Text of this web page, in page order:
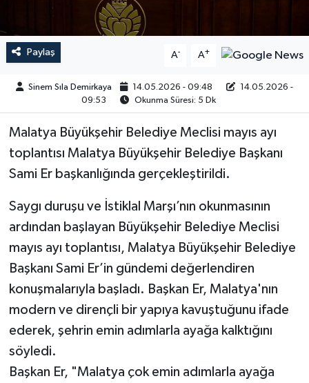
Paylaş A- A+
Sinem Sıla Demirkaya 14.05.2026 - 09:48
14.05.2026 -
09:53
Okunma Süresi: 5 Dk
Malatya Büyükşehir Belediye Meclisi mayıs ayı
toplantısı Malatya Büyükşehir Belediye Başkanı
Sami Er başkanlığında gerçekleştirildi.
Saygı duruşu ve İstiklal Marşı’nın okunmasının
ardından başlayan Büyükşehir Belediye Meclisi
mayıs ayı toplantısı, Malatya Büyükşehir Belediye
Başkanı Sami Er’in gündemi değerlendiren
konuşmalarıyla başladı. Başkan Er, Malatya'nın
modern ve dirençli bir yapıya kavuştuğunu ifade
ederek, şehrin emin adımlarla ayağa kalktığını
söyledi.
Başkan Er, "Malatya çok emin adımlarla ayağa